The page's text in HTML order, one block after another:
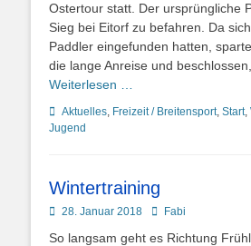
Ostertour statt. Der ursprüngliche
Sieg bei Eitorf zu befahren. Da
Paddler eingefunden hatten,
die lange Anreise und
Weiterlesen …
Kategorien
Aktuelles, Freizeit / Breitensport, Start,
Jugend
Wintertraining
Posted
28. Januar 2018 AutorFabi
So langsam geht es Richtung